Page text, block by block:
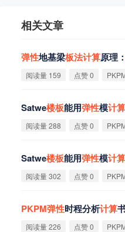
相关文章
弹性地基梁板法计算原理：
阅读量 159 点赞 0
Satwe楼板能用弹性模计算
阅读量 288 点赞 0
Satwe楼板能用弹性模计算
阅读量 302 点赞 0
PKPM弹性时程分析计算
阅读量 226 点赞 0